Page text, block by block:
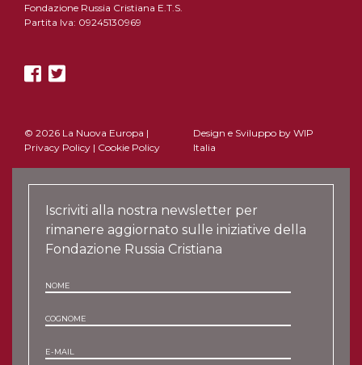
Fondazione Russia Cristiana E.T.S.
Partita Iva: 09245130969
© 2026 La Nuova Europa |
Privacy Policy | Cookie Policy
Design e Sviluppo by WIP
Italia
Iscriviti alla nostra newsletter per
rimanere aggiornato sulle iniziative della
Fondazione Russia Cristiana
NOME
COGNOME
E-MAIL